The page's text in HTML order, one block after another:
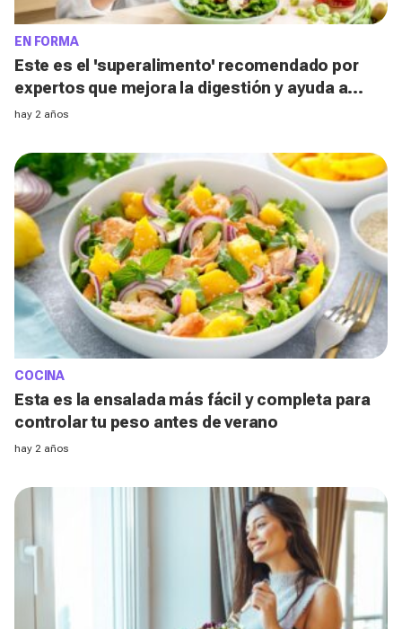
EN FORMA
Este es el 'superalimento' recomendado por
expertos que mejora la digestión y ayuda a
conservar un vientre plano
hay 2 años
COCINA
Esta es la ensalada más fácil y completa para
controlar tu peso antes de verano
hay 2 años